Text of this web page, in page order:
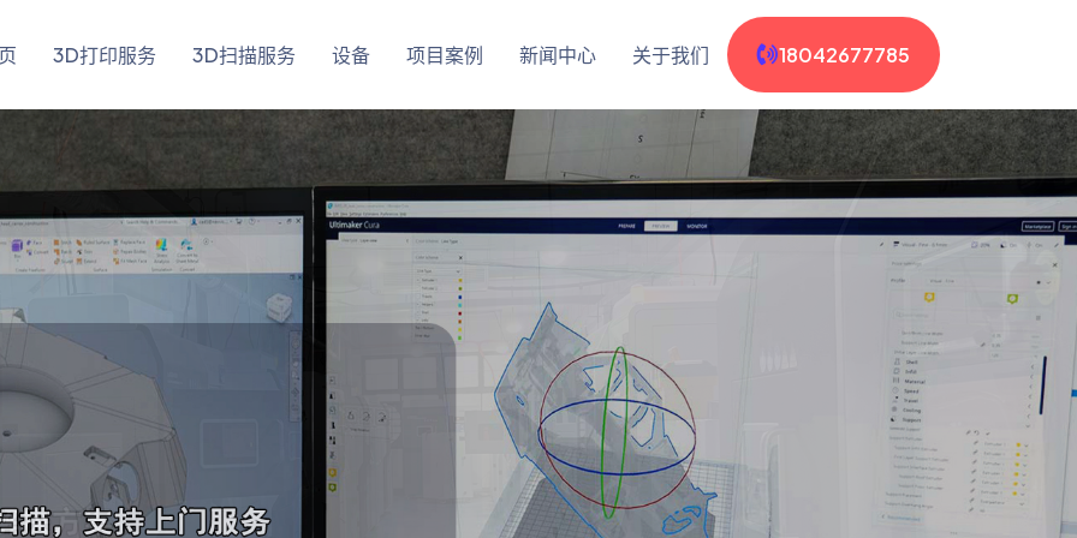
3D打印服务 3D扫描服务 设备 项目案例 新闻中心 关于我们 18042677785
了解详情 立即咨询
了解详情 立即咨询